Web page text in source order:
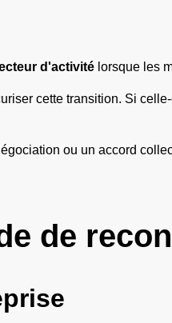
d'activité lorsque les
cette transition. Si
ou un accord
de